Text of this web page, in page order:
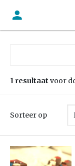
1 resultaat voor
Sorteer op